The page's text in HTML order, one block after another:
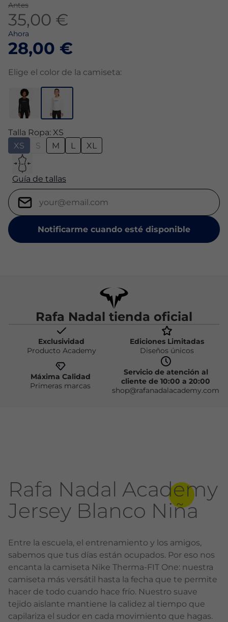
Antes
35,00 €
Ahora
28,00 €
Elige el color de la camiseta:
Talla Ropa: XS
XS
S M L XL
Guía de tallas
Notificarme cuando esté disponible
Rafa Nadal tienda oficial
Exclusividad
Producto Academy
Ediciones Limitadas
Diseños únicos
Máxima Calidad
Primeras marcas
Servicio de atención al
cliente de 10:00 a 20:00
shop@rafanadalacademy.com
Rafa Nadal Academy
Jersey Blanco Niña
Entre la escuela, el entrenamiento y los amigos,
sabemos que tus días están ocupados. Por eso nos
encanta la camiseta Nike Therma-FIT One: nuestra
camiseta más versátil hasta la fecha que te permite
hacer de todo cuando hace frío. Nuestro suave
tejido aislante mantiene la calidez al tiempo que
capilariza el sudor en cada movimiento que hagas.